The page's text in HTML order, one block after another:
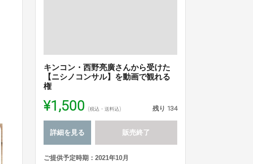
キンコン・西野亮廣さんから受けた
【ニシノコンサル】を動画で観れる
権
¥1,500 (税込・送料込) 残り 134
詳細を見る 販売終了
ご提供予定時期：2021年10月